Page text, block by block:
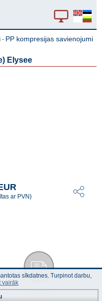
- PP kompresijas savienojumi
Elysee
ar PVN)
Atbilstība
sīkdatnes. Turpinot darbu,
vairāk